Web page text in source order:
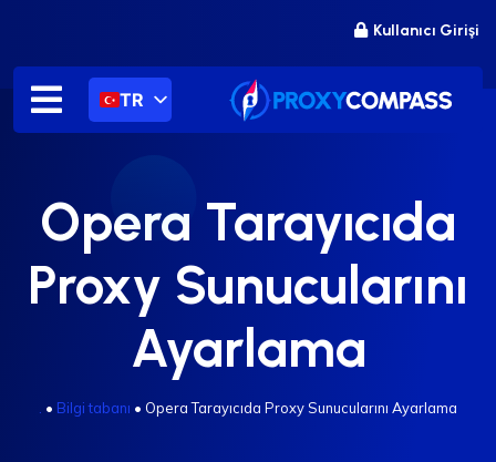
Kullanıcı Girişi
TR
Opera Tarayıcıda
Proxy Sunucularını
Ayarlama
• Bilgi tabanı • Opera Tarayıcıda Proxy Sunucularını Ayarlama